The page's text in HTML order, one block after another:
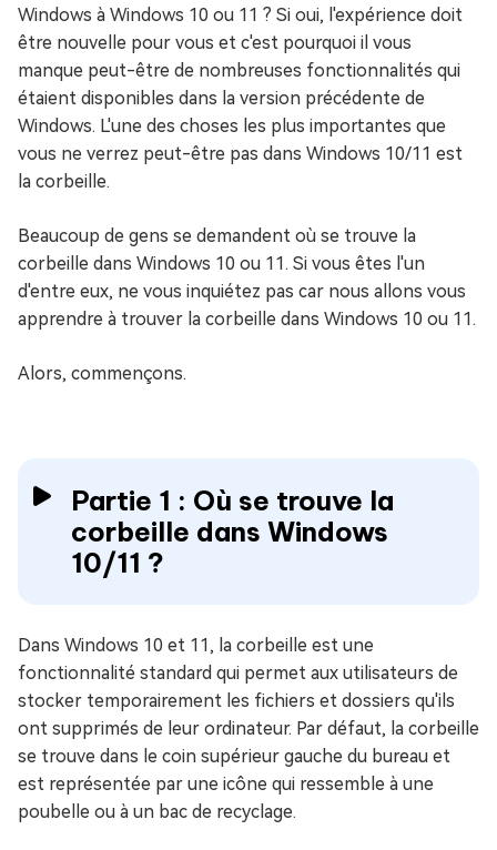
Windows à Windows 10 ou 11 ? Si oui, l'expérience doit
être nouvelle pour vous et c'est pourquoi il vous
manque peut-être de nombreuses fonctionnalités qui
étaient disponibles dans la version précédente de
Windows. L'une des choses les plus importantes que
vous ne verrez peut-être pas dans Windows 10/11 est
la corbeille.
Beaucoup de gens se demandent où se trouve la
corbeille dans Windows 10 ou 11. Si vous êtes l'un
d'entre eux, ne vous inquiétez pas car nous allons vous
apprendre à trouver la corbeille dans Windows 10 ou 11.
Alors, commençons.
Partie 1 : Où se trouve la
corbeille dans Windows
10/11 ?
Dans Windows 10 et 11, la corbeille est une
fonctionnalité standard qui permet aux utilisateurs de
stocker temporairement les fichiers et dossiers qu'ils
ont supprimés de leur ordinateur. Par défaut, la corbeille
se trouve dans le coin supérieur gauche du bureau et
est représentée par une icône qui ressemble à une
poubelle ou à un bac de recyclage.